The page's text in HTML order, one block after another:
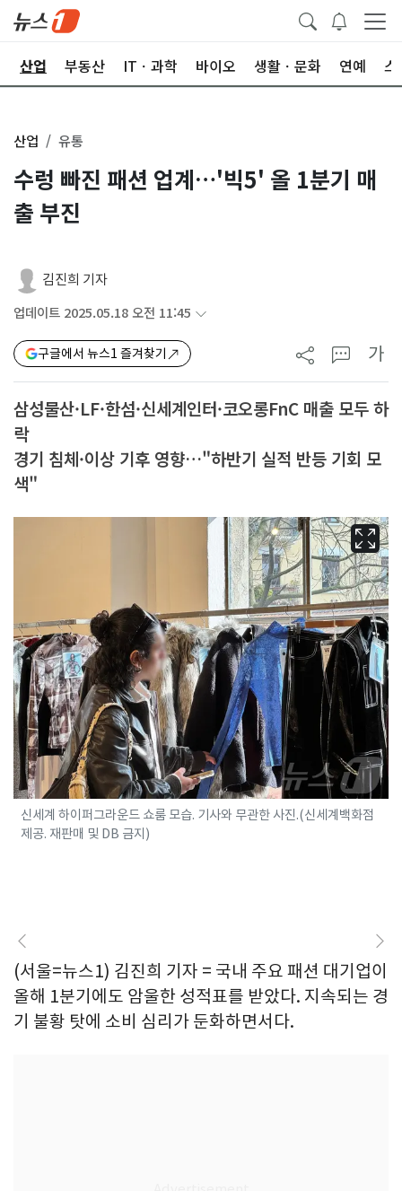
산업 부동산 ITㆍ과학 바이오 생활ㆍ문화 연예 스
산업 유통
수렁 빠진 패션 업계…'빅5' 올 1분기 매
출 부진
김진희 기자
업데이트 2025.05.18 오전 11:45
구글에서 뉴스1 즐겨찾기 가
삼성물산·LF·한섬·신세계인터·코오롱FnC 매출 모두 하
락
경기 침체·이상 기후 영향…"하반기 실적 반등 기회 모
색"
신세계 하이퍼그라운드 쇼룸 모습. 기사와 무관한 사진.(신세계백화점
제공. 재판매 및 DB 금지)
(서울=뉴스1) 김진희 기자 = 국내 주요 패션 대기업이
올해 1분기에도 암울한 성적표를 받았다. 지속되는 경
기 불황 탓에 소비 심리가 둔화하면서다.